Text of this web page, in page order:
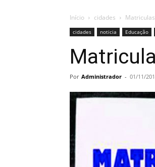
Início cidades
cidades noticia Educação
Por Administrador - 01/11/